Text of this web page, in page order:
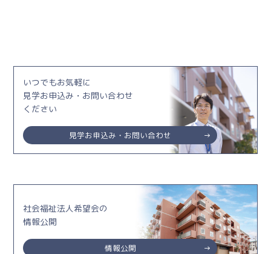
いつでもお気軽に
見学お申込み・お問い合わせ
ください
見学お申込み・お問い合わせ
社会福祉法人希望会の
情報公開
情報公開